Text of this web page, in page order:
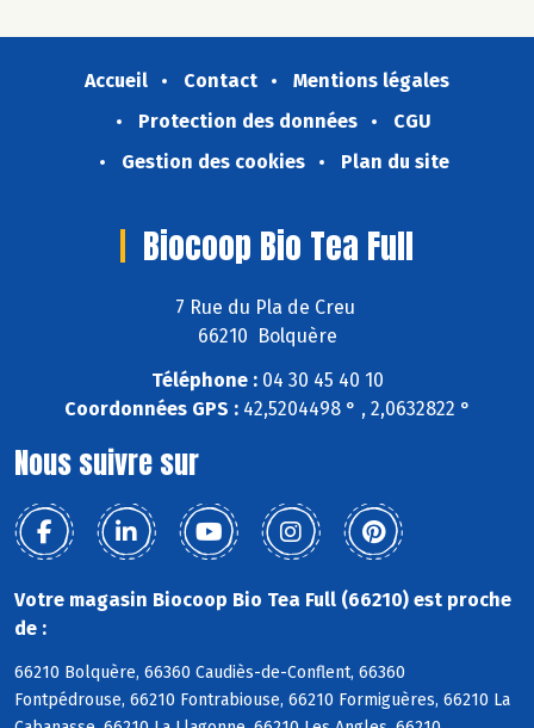
Accueil Contact
Mentions légales
Protection des données
CGU
Gestion des cookies
Plan du site
Biocoop Bio Tea Full
7 Rue du Pla de Creu
66210 Bolquère
Téléphone :04 30 45 40 10
Coordonnées GPS :42,5204498 ° , 2,0632822 °
Nous suivre sur
Votre magasin Biocoop Bio Tea Full (66210) est proche
de :
66210 Bolquère, 66360 Caudiès-de-Conflent, 66360
Fontpédrouse, 66210 Fontrabiouse, 66210 Formiguères, 66210 La